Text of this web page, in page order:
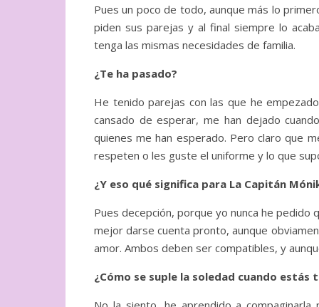
Pues un poco de todo, aunque más lo
piden sus parejas y al final siempre lo
tenga las mismas necesidades de familia.
¿Te ha pasado?
He tenido parejas con las que he
cansado de esperar, me han dejado
quienes me han esperado. Pero claro que
respeten o les guste el uniforme y lo que
¿Y eso qué significa para La Capitán
Pues decepción, porque yo nunca he
mejor darse cuenta pronto, aunque
amor. Ambos deben ser compatibles, y
¿Cómo se suple la soledad cuando